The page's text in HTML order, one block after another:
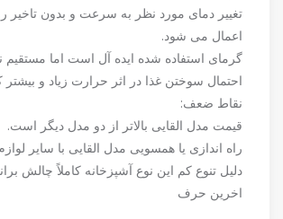
تغییر دمای مورد نظر به سرعت و بدون تاخیر
اعمال می شود.
گرمای استفاده شده ایده آل است اما مستقیم
احتمال سوختن غذا در اثر حرارت زیاد و
نقاط ضعف:
قیمت مدل القایی بالاتر از دو مدل دیگر است.
راه اندازی یا همسویی مدل القایی با سایر
دلیل تنوع کم این نوع آشپزخانه کاملاً چالش
اخرین حرف